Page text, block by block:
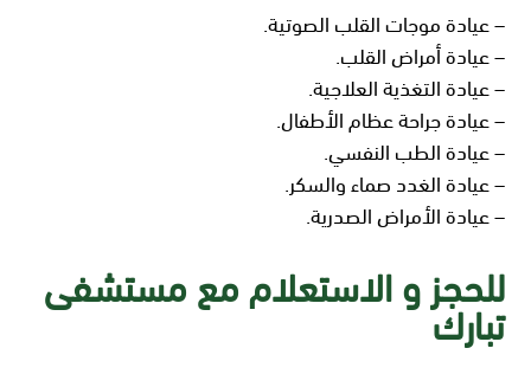
– عيادة موجات القلب الصوتية.
– عيادة أمراض القلب.
– عيادة التغذية العلاجية.
– عيادة جراحة عظام الأطفال.
– عيادة الطب النفسي.
– عيادة الغدد صماء والسكر.
– عيادة الأمراض الصدرية.
للحجز و الاستعلام مع مستشفى
تبارك